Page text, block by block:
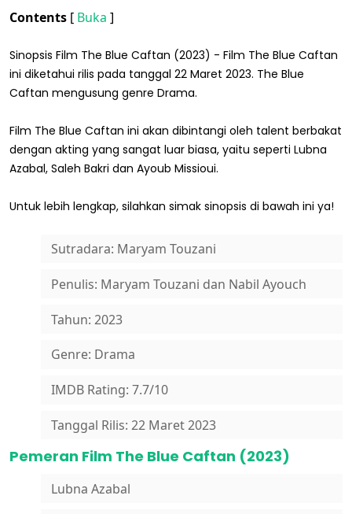
Contents [ Buka ]
Sinopsis Film The Blue Caftan (2023) - Film The Blue Caftan
ini diketahui rilis pada tanggal 22 Maret 2023. The Blue
Caftan mengusung genre Drama.
Film The Blue Caftan ini akan dibintangi oleh talent berbakat
dengan akting yang sangat luar biasa, yaitu seperti Lubna
Azabal, Saleh Bakri dan Ayoub Missioui.
Untuk lebih lengkap, silahkan simak sinopsis di bawah ini ya!
Sutradara: Maryam Touzani
Penulis: Maryam Touzani dan Nabil Ayouch
Tahun: 2023
Genre: Drama
IMDB Rating: 7.7/10
Tanggal Rilis: 22 Maret 2023
Pemeran Film The Blue Caftan (2023)
Lubna Azabal